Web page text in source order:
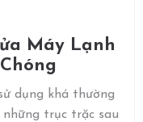
Máy Lạnh
dụng khá thường
trục trặc sau